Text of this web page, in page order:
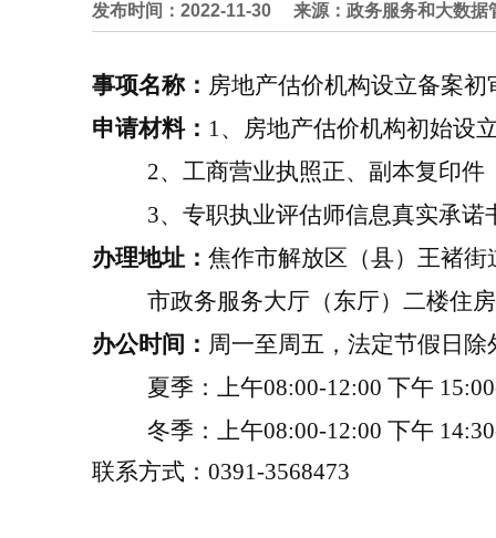
发布时间：2022-11-30 来源：政务服务和大数据
事项名称： 房地产估价机构设立备案初
申请材料： 1、
房地产估价机构初始设
2、 工商营业执照正、副本复印件
3、 专职执业评估师信息真实承诺
办理地址： 焦作市解放区（县）王褚街
市政务服务大厅（东厅）二楼住
办公时间： 周一至周五， 法定节假日除
夏季：上午08:00-12:00 下午
冬季：上午08:00-12:00 下午
联系方式： 0391-3568473